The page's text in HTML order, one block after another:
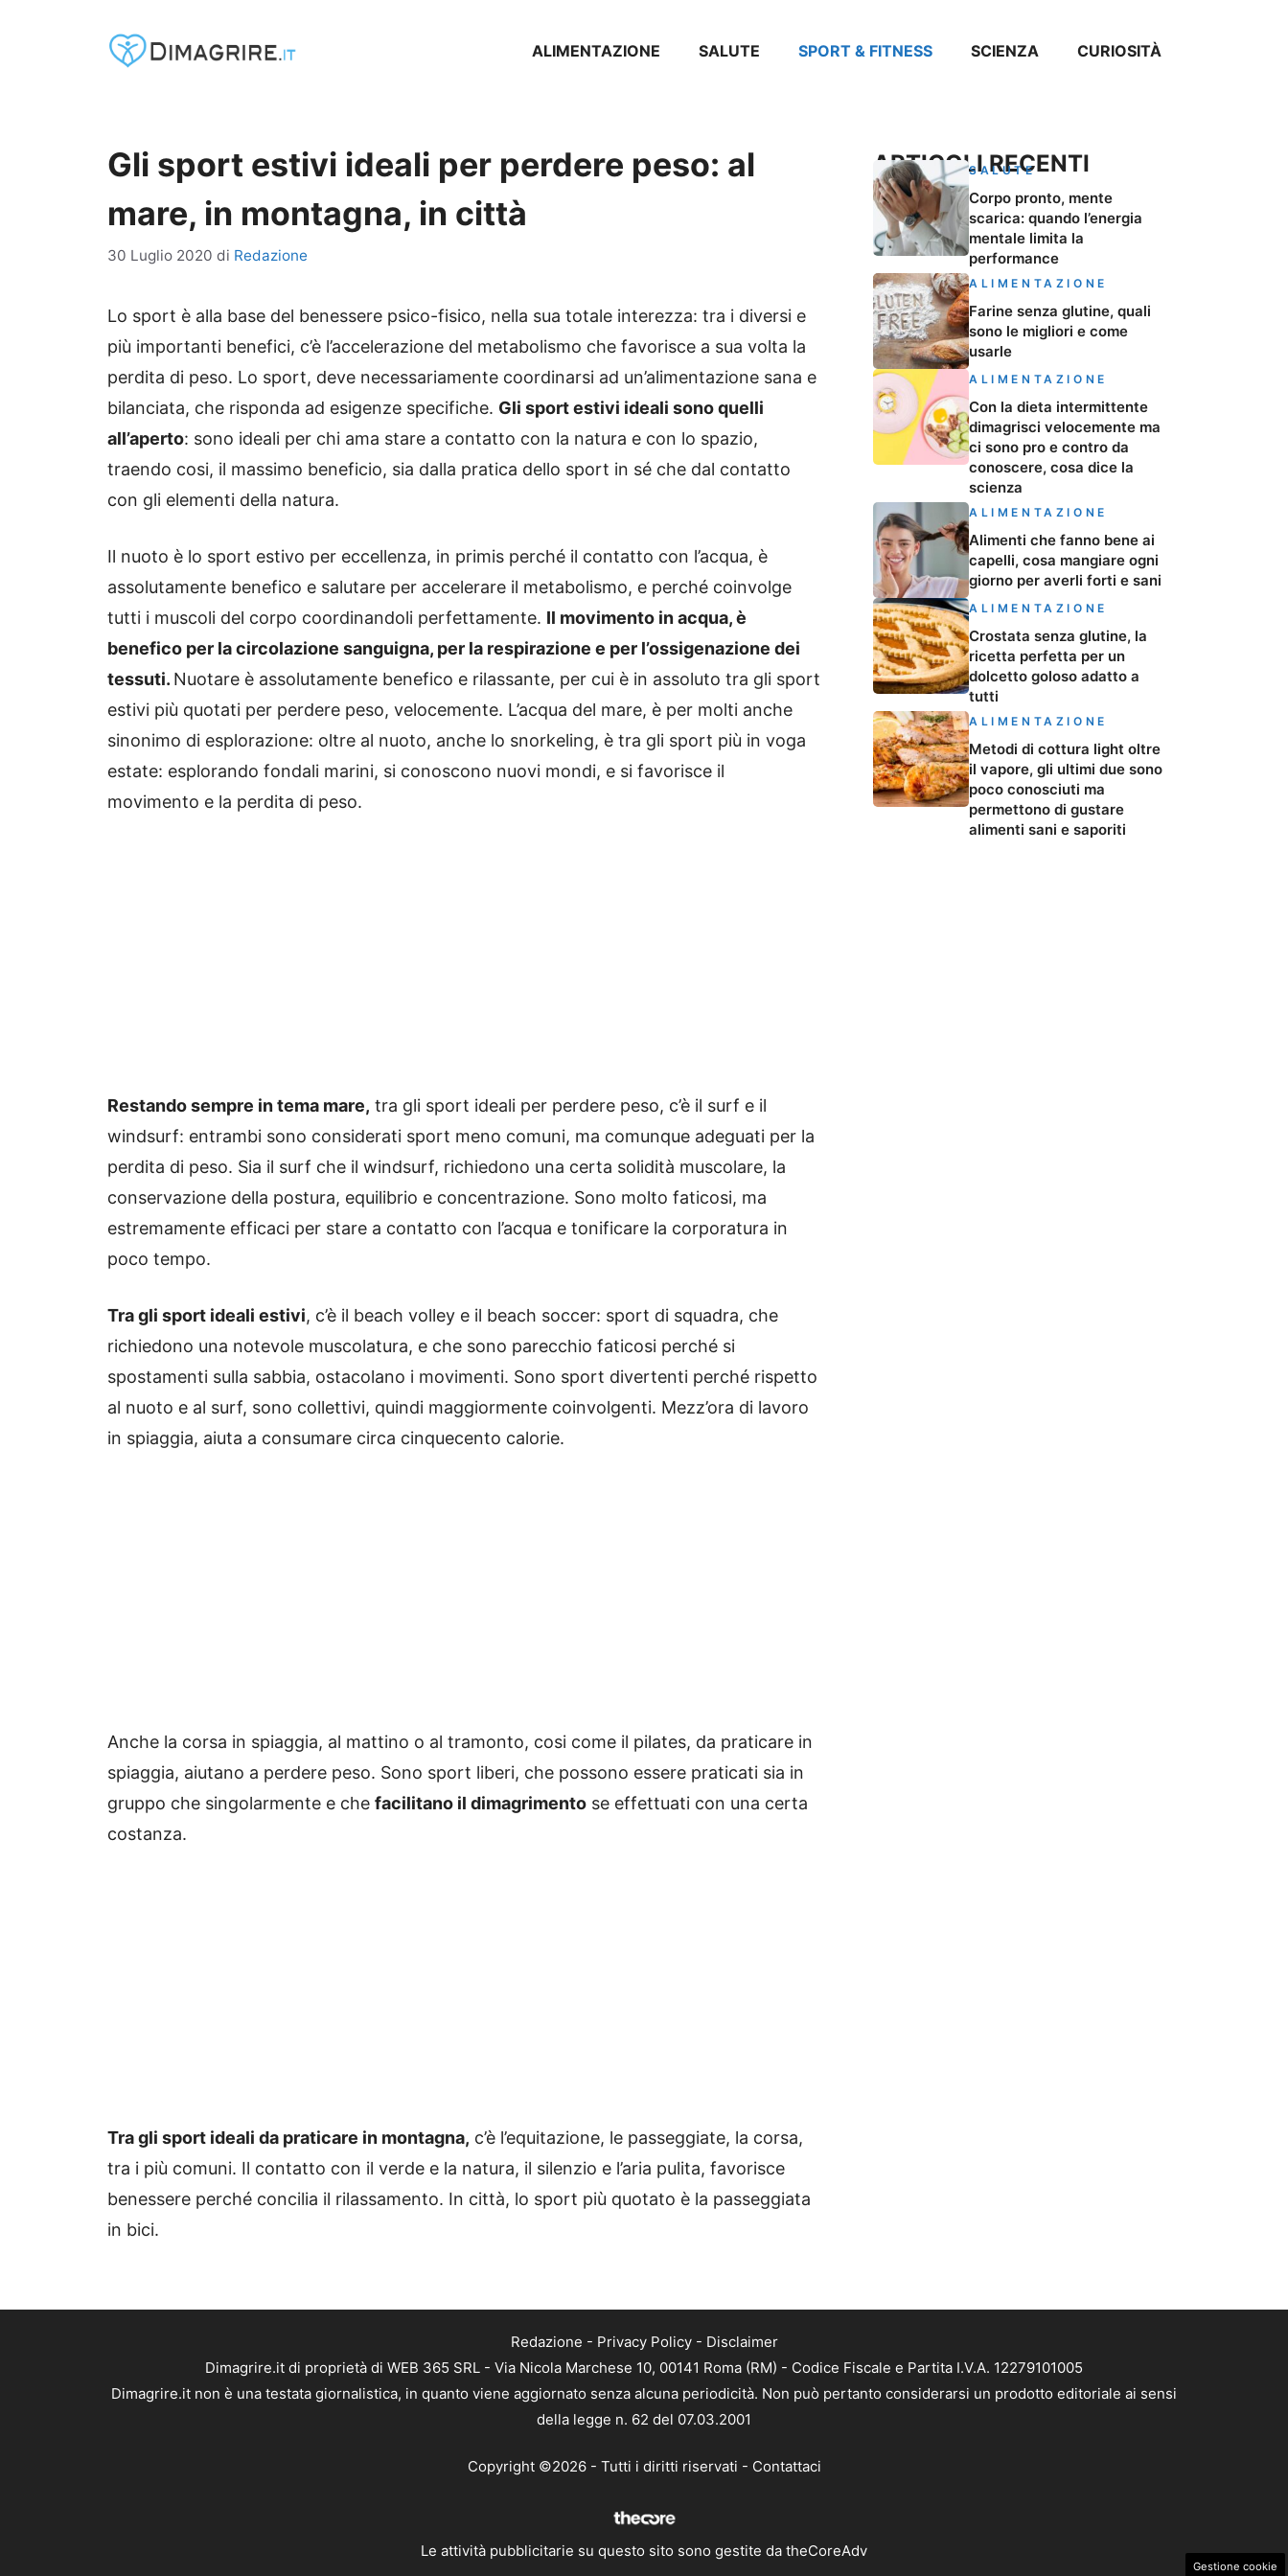
ALIMENTAZIONE SALUTE SPORT & FITNESS SCIENZA CURIOSITÀ
Gli sport estivi ideali per perdere peso: al
mare, in montagna, in città
30 Luglio 2020 di Redazione
Lo sport è alla base del benessere psico-fisico, nella sua totale interezza: tra i diversi e
più importanti benefici, c’è l’accelerazione del metabolismo che favorisce a sua volta la
perdita di peso. Lo sport, deve necessariamente coordinarsi ad un’alimentazione sana e
bilanciata, che risponda ad esigenze specifiche. Gli sport estivi ideali sono quelli
all’aperto: sono ideali per chi ama stare a contatto con la natura e con lo spazio,
traendo cosi, il massimo beneficio, sia dalla pratica dello sport in sé che dal contatto
con gli elementi della natura.
Il nuoto è lo sport estivo per eccellenza, in primis perché il contatto con l’acqua, è
assolutamente benefico e salutare per accelerare il metabolismo, e perché coinvolge
tutti i muscoli del corpo coordinandoli perfettamente. Il movimento in acqua, è
benefico per la circolazione sanguigna, per la respirazione e per l’ossigenazione dei
tessuti. Nuotare è assolutamente benefico e rilassante, per cui è in assoluto tra gli sport
estivi più quotati per perdere peso, velocemente. L’acqua del mare, è per molti anche
sinonimo di esplorazione: oltre al nuoto, anche lo snorkeling, è tra gli sport più in voga
estate: esplorando fondali marini, si conoscono nuovi mondi, e si favorisce il
movimento e la perdita di peso.
Restando sempre in tema mare, tra gli sport ideali per perdere peso, c’è il surf e il
windsurf: entrambi sono considerati sport meno comuni, ma comunque adeguati per la
perdita di peso. Sia il surf che il windsurf, richiedono una certa solidità muscolare, la
conservazione della postura, equilibrio e concentrazione. Sono molto faticosi, ma
estremamente efficaci per stare a contatto con l’acqua e tonificare la corporatura in
poco tempo.
Tra gli sport ideali estivi, c’è il beach volley e il beach soccer: sport di squadra, che
richiedono una notevole muscolatura, e che sono parecchio faticosi perché si
spostamenti sulla sabbia, ostacolano i movimenti. Sono sport divertenti perché rispetto
al nuoto e al surf, sono collettivi, quindi maggiormente coinvolgenti. Mezz’ora di lavoro
in spiaggia, aiuta a consumare circa cinquecento calorie.
Anche la corsa in spiaggia, al mattino o al tramonto, cosi come il pilates, da praticare in
spiaggia, aiutano a perdere peso. Sono sport liberi, che possono essere praticati sia in
gruppo che singolarmente e che facilitano il dimagrimento se effettuati con una certa
costanza.
Tra gli sport ideali da praticare in montagna, c’è l’equitazione, le passeggiate, la corsa,
tra i più comuni. Il contatto con il verde e la natura, il silenzio e l’aria pulita, favorisce
benessere perché concilia il rilassamento. In città, lo sport più quotato è la passeggiata
in bici.
ARTICOLI RECENTI
SALUTE
Corpo pronto, mente
scarica: quando l’energia
mentale limita la
performance
ALIMENTAZIONE
Farine senza glutine, quali
sono le migliori e come
usarle
ALIMENTAZIONE
Con la dieta intermittente
dimagrisci velocemente ma
ci sono pro e contro da
conoscere, cosa dice la
scienza
ALIMENTAZIONE
Alimenti che fanno bene ai
capelli, cosa mangiare ogni
giorno per averli forti e sani
ALIMENTAZIONE
Crostata senza glutine, la
ricetta perfetta per un
dolcetto goloso adatto a
tutti
ALIMENTAZIONE
Metodi di cottura light oltre
il vapore, gli ultimi due sono
poco conosciuti ma
permettono di gustare
alimenti sani e saporiti
Redazione - Privacy Policy- Disclaimer
Dimagrire.it di proprietà di WEB 365 SRL - Via Nicola Marchese 10, 00141 Roma (RM) - Codice Fiscale e Partita I.V.A. 12279101005
Dimagrire.it non è una testata giornalistica, in quanto viene aggiornato senza alcuna periodicità. Non può pertanto considerarsi un prodotto editoriale ai sensi
della legge n. 62 del 07.03.2001
Copyright ©2026 - Tutti i diritti riservati - Contattaci
Le attività pubblicitarie su questo sito sono gestite da theCoreAdv
Gestione cookie